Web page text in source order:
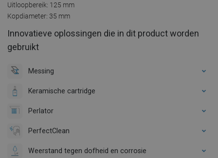
Uitloopbereik: 125 mm
Kopdiameter: 35 mm
Innovatieve oplossingen die in dit product worden
gebruikt
Messing
Keramische cartridge
Perlator
PerfectClean
Weerstand tegen dofheid en corrosie